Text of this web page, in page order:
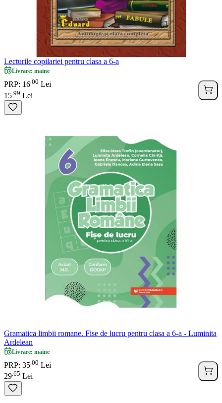
Lecturile copilariei pentru clasa a 6-a
Livrare: maine
PRP: 16 00 Lei
15 99 Lei
Gramatica limbii romane. Fise de lucru pentru clasa a 6-a - Luminita
Ardelean
Livrare: maine
PRP: 35 00 Lei
29 65 Lei